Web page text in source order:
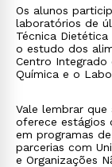
Os alunos
laboratórios de
Técnica
o estudo dos
Centro
Química e o
Vale lembrar
oferece estágios
em programas
parcerias com
e Organizações